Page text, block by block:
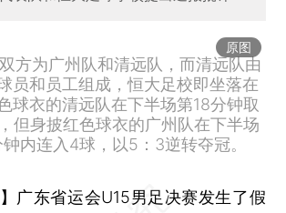
原图
方为广州队和清远队，而清远队由
员和员工组成，恒大足校即坐落在
球衣的清远队在下半场第18分钟取
但身披红色球衣的广州队在下半场
内连入4球，以5：3逆转夺冠。
东省运会U15男足决赛发生了假